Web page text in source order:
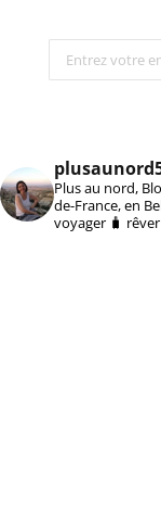
Plus au nord,
de-France, en
voyager 🧳 rêver